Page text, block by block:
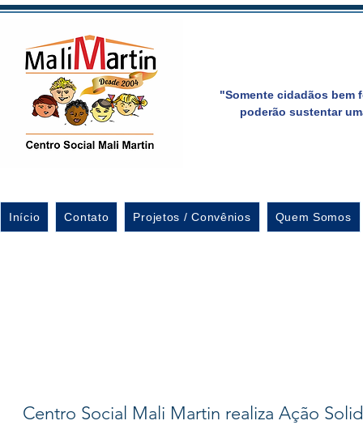
"Somente cidadãos bem
poderão sustentar
Início Contato Projetos / Convênios Quem Somos
Centro Social Mali Martin realiza Ação